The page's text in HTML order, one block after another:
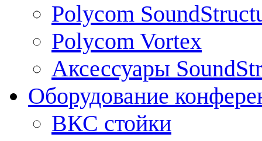
Polycom
Polycom Vortex
Аксессуары
Оборудование
ВКС стойки